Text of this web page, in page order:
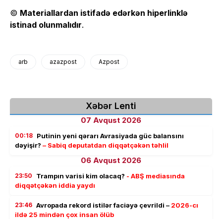
© Materiallardan istifadə edərkən hiperlinklə
istinad olunmalıdır.
arb azazpost Azpost
Xəbər Lenti
07 Avqust 2026
00:18 Putinin yeni qərarı Avrasiyada güc balansını
dəyişir? – Sabiq deputatdan diqqətçəkən təhlil
06 Avqust 2026
23:50 Trampın varisi kim olacaq? - ABŞ mediasında
diqqətçəkən iddia yaydı
23:46 Avropada rekord istilər faciəyə çevrildi – 2026-cı
ildə 25 mindən çox insan ölüb